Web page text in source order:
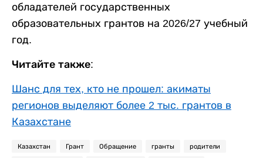
обладателей государственных
образовательных грантов на 2026/27 учебный
год.
Читайте также:
Шанс для тех, кто не прошел: акиматы
регионов выделяют более 2 тыс. грантов в
Казахстане
Казахстан Грант Обращение гранты родители